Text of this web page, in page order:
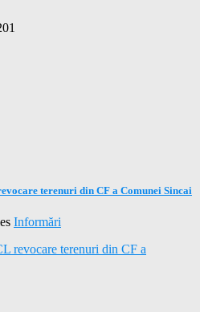
terenuri din CF a Comunei Sincai
Informări
revocare terenuri din CF a